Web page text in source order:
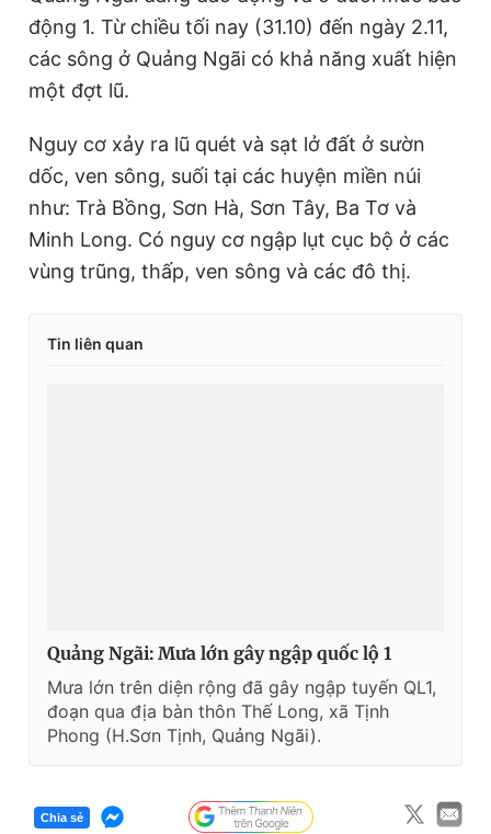
động 1. Từ chiều tối nay (31.10) đến ngày 2.11,
các sông ở Quảng Ngãi có khả năng xuất hiện
một đợt lũ.
Nguy cơ xảy ra lũ quét và sạt lở đất ở sườn
dốc, ven sông, suối tại các huyện miền núi
như: Trà Bồng, Sơn Hà, Sơn Tây, Ba Tơ và
Minh Long. Có nguy cơ ngập lụt cục bộ ở các
vùng trũng, thấp, ven sông và các đô thị.
Tin liên quan
Quảng Ngãi: Mưa lớn gây ngập quốc lộ 1
Mưa lớn trên diện rộng đã gây ngập tuyến QL1,
đoạn qua địa bàn thôn Thế Long, xã Tịnh
Phong (H.Sơn Tịnh, Quảng Ngãi).
Chia sẻ